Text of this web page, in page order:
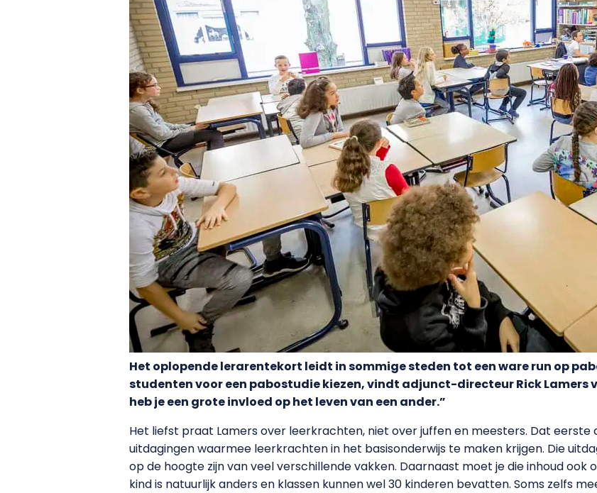
Het oplopende lerarentekort leidt in sommige steden tot een ware run op
studenten voor een pabostudie kiezen, vindt adjunct-directeur Rick Lamers
heb je een grote invloed op het leven van een ander.”
Het liefst praat Lamers over leerkrachten, niet over juffen en meesters. Dat
uitdagingen waarmee leerkrachten in het basisonderwijs te maken krijgen. Die
op de hoogte zijn van veel verschillende vakken. Daarnaast moet je die inhoud ook
kind is natuurlijk anders en klassen kunnen wel 30 kinderen bevatten. Soms zelfs